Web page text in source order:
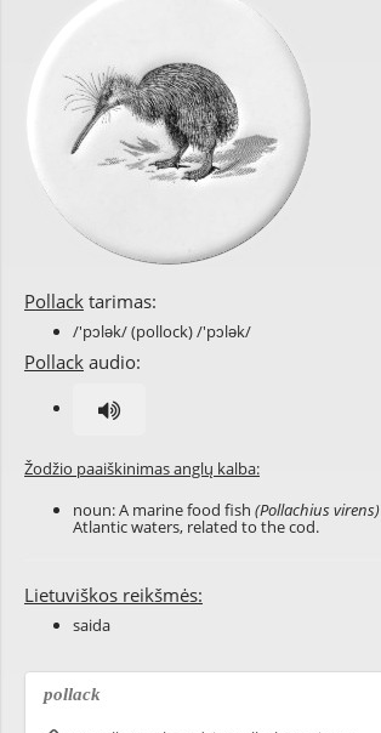
Pollack tarimas:
/'pɔlək/ (pollock) /'pɔlək/
Pollack audio:
Žodžio paaiškinimas anglų kalba:
noun: A marine food fish (Pollachius virens)
Atlantic waters, related to the cod.
Lietuviškos reikšmės:
saida
pollack